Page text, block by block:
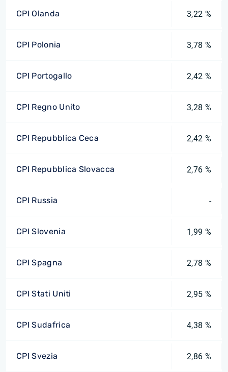
CPI Olanda 3,22 %
CPI Polonia 3,78 %
CPI Portogallo 2,42 %
CPI Regno Unito 3,28 %
CPI Repubblica Ceca 2,42 %
CPI Repubblica Slovacca 2,76 %
CPI Russia -
CPI Slovenia 1,99 %
CPI Spagna 2,78 %
CPI Stati Uniti 2,95 %
CPI Sudafrica 4,38 %
CPI Svezia 2,86 %